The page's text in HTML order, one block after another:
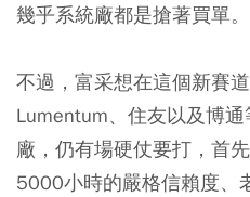
幾乎系統廠都是搶著買單。
不過，富采想在這個新賽
Lumentum、住友以及博
廠，仍有場硬仗要打，首
5000小時的嚴格信賴度、